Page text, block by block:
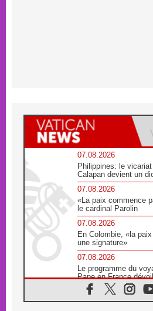
07.08.2026
Philippines: le
Calapan devient un
07.08.2026
«La paix commence
le cardinal Parolin
07.08.2026
En Colombie, «la
une signature»
07.08.2026
Le programme du
Pape en France
07.08.2026
1ère Conférence